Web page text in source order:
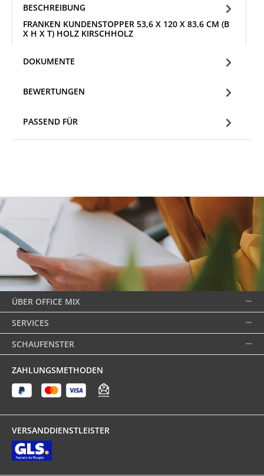
BESCHREIBUNG
FRANKEN KUNDENSTOPPER 53,6 X 120 X 83,6 CM (B
X H X T) HOLZ KIRSCHHOLZ
DOKUMENTE
BEWERTUNGEN
PASSEND FÜR
ÜBER OFFICE MIX
SERVICES
SCHAUFENSTER
ZAHLUNGSMETHODEN
VERSANDDIENSTLEISTER